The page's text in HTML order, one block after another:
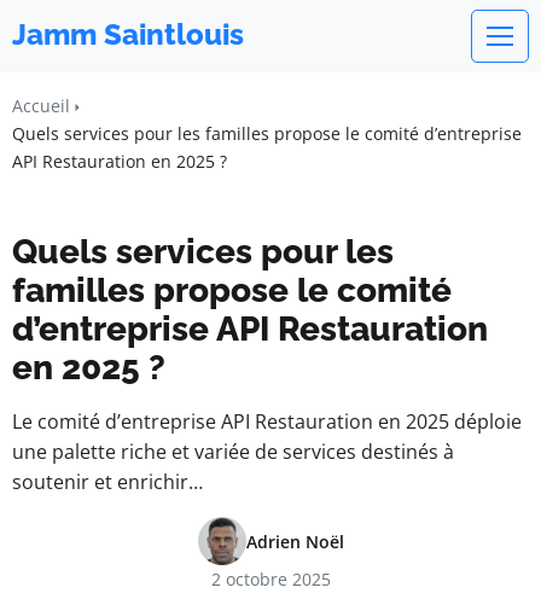
Jamm Saintlouis
Accueil
Quels services pour les familles propose le comité d’entreprise
API Restauration en 2025 ?
Quels services pour les
familles propose le comité
d’entreprise API Restauration
en 2025 ?
Le comité d’entreprise API Restauration en 2025 déploie
une palette riche et variée de services destinés à
soutenir et enrichir…
Adrien Noël
2 octobre 2025